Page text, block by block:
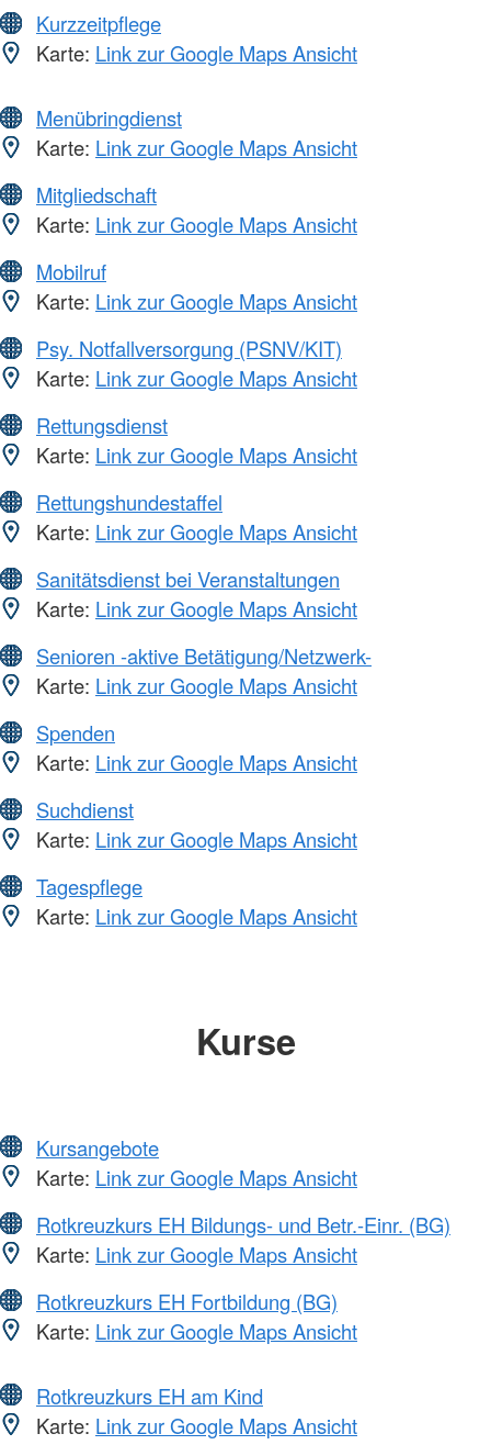
Kurzzeitpflege
Karte: Link zur Google Maps Ansicht
Menübringdienst
Karte: Link zur Google Maps Ansicht
Mitgliedschaft
Karte: Link zur Google Maps Ansicht
Mobilruf
Karte: Link zur Google Maps Ansicht
Psy. Notfallversorgung (PSNV/KIT)
Karte: Link zur Google Maps Ansicht
Rettungsdienst
Karte: Link zur Google Maps Ansicht
Rettungshundestaffel
Karte: Link zur Google Maps Ansicht
Sanitätsdienst bei Veranstaltungen
Karte: Link zur Google Maps Ansicht
Senioren -aktive Betätigung/Netzwerk-
Karte: Link zur Google Maps Ansicht
Spenden
Karte: Link zur Google Maps Ansicht
Suchdienst
Karte: Link zur Google Maps Ansicht
Tagespflege
Karte: Link zur Google Maps Ansicht
Kurse
Kursangebote
Karte: Link zur Google Maps Ansicht
Rotkreuzkurs EH Bildungs- und Betr.-Einr. (BG)
Karte: Link zur Google Maps Ansicht
Rotkreuzkurs EH Fortbildung (BG)
Karte: Link zur Google Maps Ansicht
Rotkreuzkurs EH am Kind
Karte: Link zur Google Maps Ansicht